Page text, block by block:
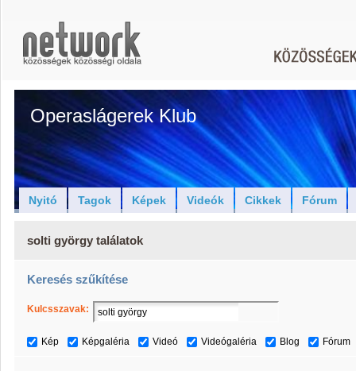
Operaslágerek Klub
Nyitó Tagok Képek Videók Cikkek Fórum
solti györgy találatok
Keresés szűkítése
Kulcsszavak:
Kép Képgaléria Videó Videógaléria Blog Fórum